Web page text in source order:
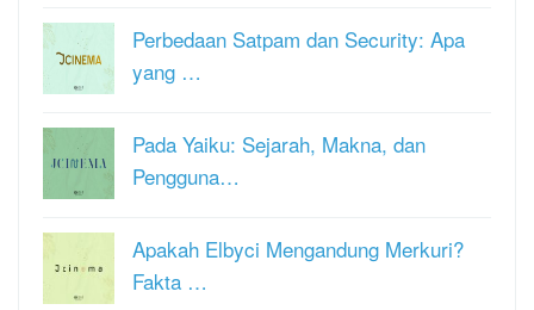
Perbedaan Satpam dan Security: Apa
yang …
Pada Yaiku: Sejarah, Makna, dan
Pengguna…
Apakah Elbyci Mengandung Merkuri?
Fakta …